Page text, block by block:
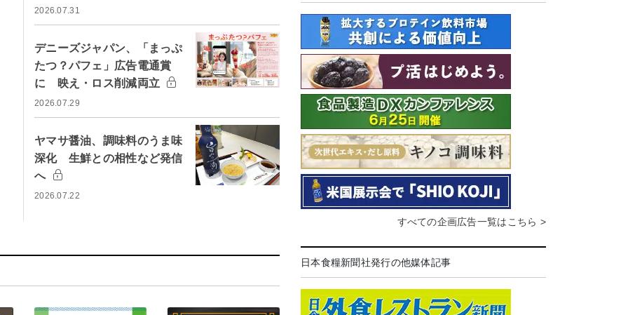
2026.07.31
デニーズジャパン、「まっぷ
たつ？パフェ」広告電通賞
に 映え・ロス削減両立
2026.07.29
ヤマサ醤油、調味料のうま味
深化 生鮮との相性など発信
へ
2026.07.22
すべての企画広告一覧はこちら >
日本食糧新聞社発行の他媒体記事